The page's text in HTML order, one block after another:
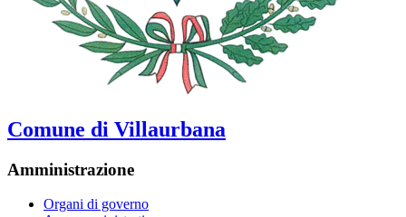
Comune di Villaurbana
Amministrazione
Organi di governo